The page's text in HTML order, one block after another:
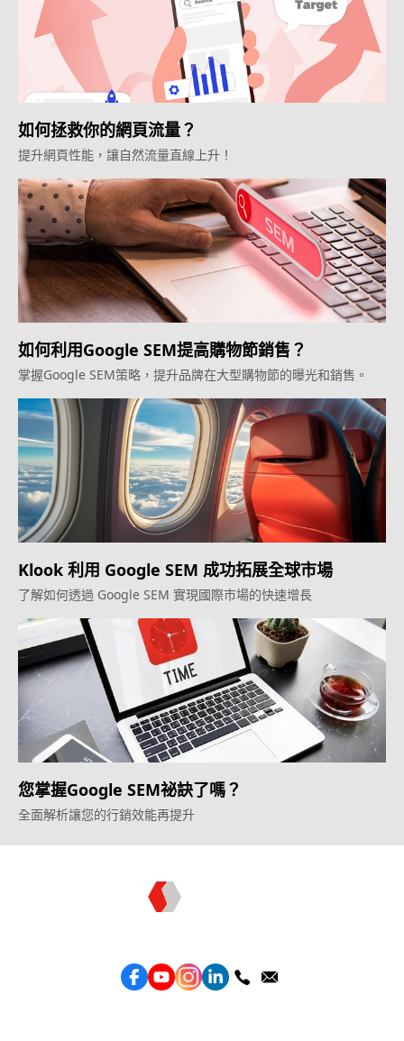
如何拯救你的網頁流量？
提升網頁性能，讓自然流量直線上升！
如何利用Google SEM提高購物節銷售？
掌握Google SEM策略，提升品牌在大型購物節的曝光和銷售。
Klook 利用 Google SEM 成功拓展全球市場
了解如何透過 Google SEM 實現國際市場的快速增長
您掌握Google SEM祕訣了嗎？
全面解析讓您的行銷效能再提升